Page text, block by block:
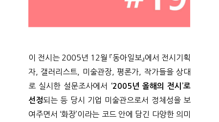
이 전시는 2005년 12월 『동아일보』에서 전시기획
자, 갤러리스트, 미술관장, 평론가, 작가들을 상대
로 실시한 설문조사에서
‘2005년 올해의 전시’로
선정되는 등 당시 기업 미술관으로서 정체성을 보
여주면서 ‘화장’이라는 코드 안에 담긴 다양한 의미